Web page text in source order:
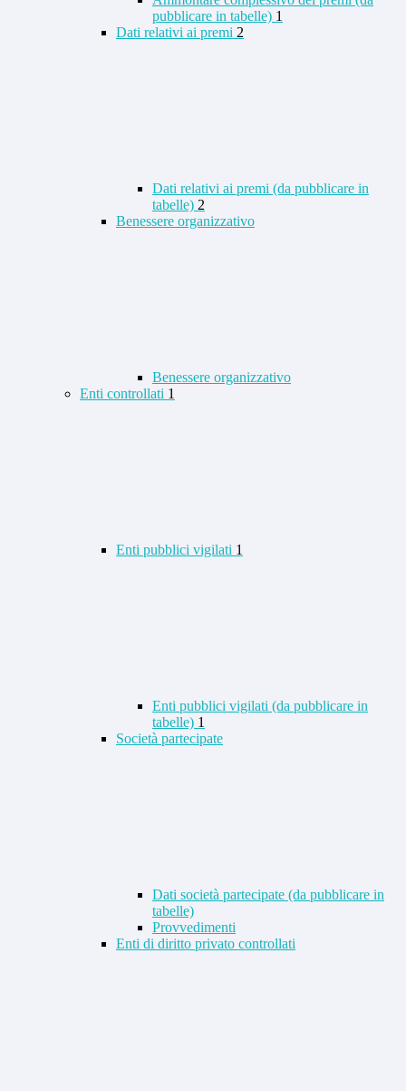
pubblicare in tabelle) 1
Dati relativi ai premi 2
Dati relativi ai premi (da pubblicare in
tabelle) 2
Benessere organizzativo
Benessere organizzativo
Enti controllati 1
Enti pubblici vigilati 1
Enti pubblici vigilati (da pubblicare in
tabelle) 1
Società partecipate
Dati società partecipate (da pubblicare in
tabelle)
Provvedimenti
Enti di diritto privato controllati